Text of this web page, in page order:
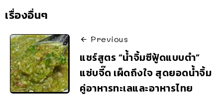
เรื่องอื่นๆ
Previous
แชร์สูตร “น้ำจิ้มซีฟู้ดแบบตำ”
แซ่บจี๊ด เผ็ดถึงใจ สุดยอดน้ำจิ้ม
คู่อาหารทะเลและอาหารไทย